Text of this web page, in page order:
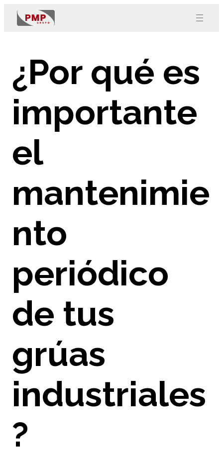
¿Por qué es
importante
el
mantenimie
nto
periódico
de tus
grúas
industriales
?